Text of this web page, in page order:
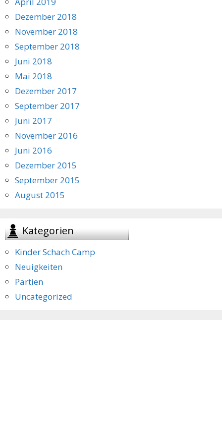
Dezember 2018
November 2018
September 2018
Juni 2018
Mai 2018
Dezember 2017
September 2017
Juni 2017
November 2016
Juni 2016
Dezember 2015
September 2015
August 2015
Kategorien
Kinder Schach Camp
Neuigkeiten
Partien
Uncategorized